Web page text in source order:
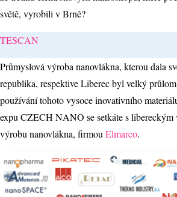
světě, vyrobili v Brně?
TESCAN
Průmyslová výroba nanovlákna, kterou dala
republika, respektive Liberec byl velký
používání tohoto vysoce inovativního
expu CZECH NANO se setkáte s libereckým
výrobu nanovlákna, firmou Elmarco.